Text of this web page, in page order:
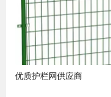
优质护栏网供应商